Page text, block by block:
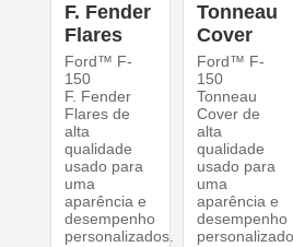
F. Fender
Flares
Ford™ F-
150
F. Fender
Flares de
alta
qualidade
usado para
uma
aparência e
desempenho
personalizados.
Tonneau
Cover
Ford™ F-
150
Tonneau
Cover de
alta
qualidade
usado para
uma
aparência e
desempenho